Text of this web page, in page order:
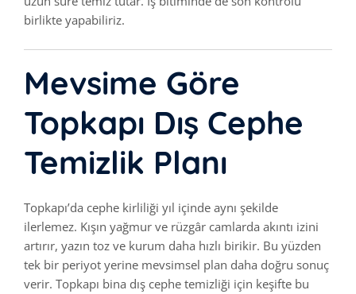
birlikte yapabiliriz.
Mevsime Göre
Topkapı Dış Cephe
Temizlik Planı
Topkapı’da cephe kirliliği yıl içinde aynı şekilde
ilerlemez. Kışın yağmur ve rüzgâr camlarda akıntı izini
artırır, yazın toz ve kurum daha hızlı birikir. Bu yüzden
tek bir periyot yerine mevsimsel plan daha doğru sonuç
verir. Topkapı bina dış cephe temizliği için keşifte bu